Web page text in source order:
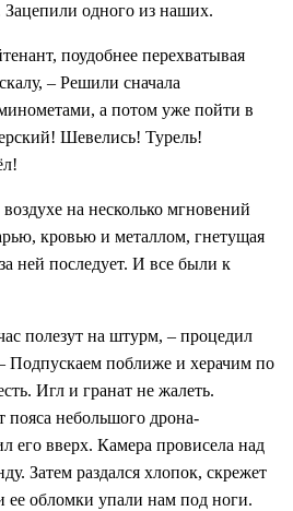
одного из наших.
поудобнее перехватывая
– Решили сначала
а потом уже пойти в
Шевелись! Турель!
на несколько мгновений
кровью и металлом, гнетущая
ней последует. И все были к
полезут на штурм, – процедил
Подпускаем поближе и херачим по
Игл и гранат не жалеть.
пояса небольшого дрона-
его вверх. Камера провисела над
Затем раздался хлопок, скрежет
ее обломки упали нам под ноги.